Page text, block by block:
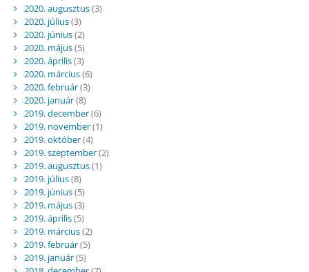
2020. augusztus(3)
2020. július(3)
2020. június(2)
2020. május(5)
2020. április(3)
2020. március(6)
2020. február(3)
2020. január(8)
2019. december(6)
2019. november(1)
2019. október(4)
2019. szeptember(2)
2019. augusztus(1)
2019. július(8)
2019. június(5)
2019. május(3)
2019. április(5)
2019. március(2)
2019. február(5)
2019. január(5)